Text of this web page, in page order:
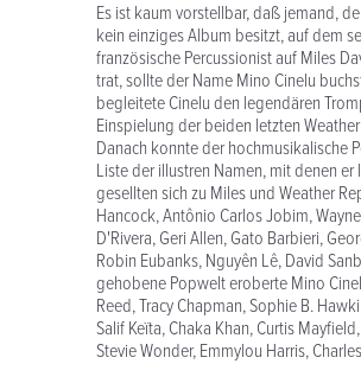
Es ist kaum vorstellbar, daß jemand,
kein einziges Album besitzt, auf dem
französische Percussionist auf Miles
trat, sollte der Name Mino Cinelu
begleitete Cinelu den legendären
Einspielung der beiden letzten
Danach konnte der hochmusikalische
Liste der illustren Namen, mit denen
gesellten sich zu Miles und Weather
Hancock, Antônio Carlos Jobim,
D'Rivera, Geri Allen, Gato Barbieri,
Robin Eubanks, Nguyên Lê, David
gehobene Popwelt eroberte Mino
Reed, Tracy Chapman, Sophie B.
Salif Keïta, Chaka Khan, Curtis
Stevie Wonder, Emmylou Harris,